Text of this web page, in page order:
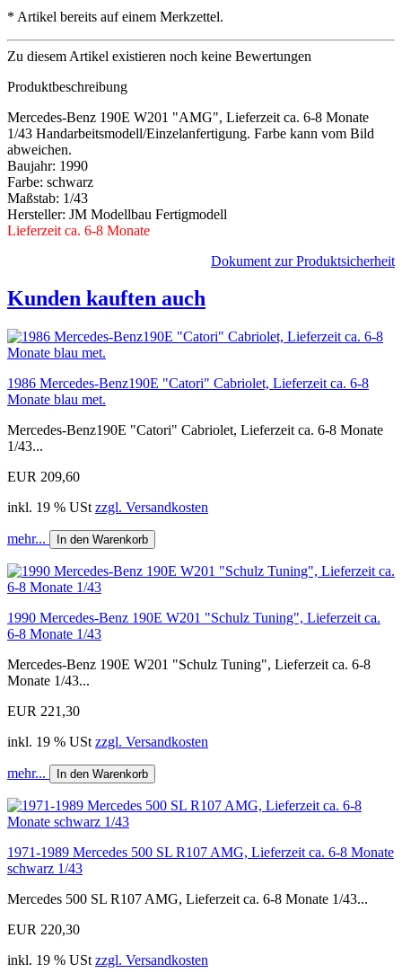
* Artikel bereits auf einem Merkzettel.
Zu diesem Artikel existieren noch keine Bewertungen
Produktbeschreibung
Mercedes-Benz 190E W201 "AMG", Lieferzeit ca. 6-8 Monate
1/43 Handarbeitsmodell/Einzelanfertigung. Farbe kann vom Bild
abweichen.
Baujahr: 1990
Farbe: schwarz
Maßstab: 1/43
Hersteller: JM Modellbau Fertigmodell
Lieferzeit ca. 6-8 Monate
Dokument zur Produktsicherheit
Kunden kauften auch
1986 Mercedes-Benz190E "Catori" Cabriolet, Lieferzeit ca. 6-8
Monate blau met.
Mercedes-Benz190E "Catori" Cabriolet, Lieferzeit ca. 6-8 Monate
1/43...
EUR 209,60
inkl. 19 % USt zzgl. Versandkosten
mehr... In den Warenkorb
1990 Mercedes-Benz 190E W201 "Schulz Tuning", Lieferzeit ca.
6-8 Monate 1/43
Mercedes-Benz 190E W201 "Schulz Tuning", Lieferzeit ca. 6-8
Monate 1/43...
EUR 221,30
inkl. 19 % USt zzgl. Versandkosten
mehr... In den Warenkorb
1971-1989 Mercedes 500 SL R107 AMG, Lieferzeit ca. 6-8 Monate
schwarz 1/43
Mercedes 500 SL R107 AMG, Lieferzeit ca. 6-8 Monate 1/43...
EUR 220,30
inkl. 19 % USt zzgl. Versandkosten